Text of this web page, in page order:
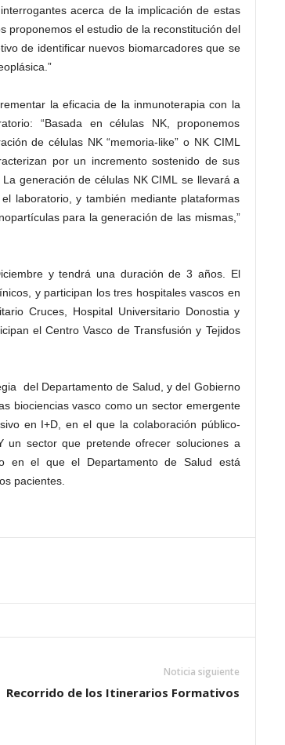
acerca de la implicación de estas
proponemos el estudio de la reconstitución del
de identificar nuevos biomarcadores que se
la eficacia de la inmunoterapia con la
“Basada en células NK, proponemos
de células NK “memoria-like” o NK CIML
por un incremento sostenido de sus
generación de células NK CIML se llevará a
laboratorio, y también mediante plataformas
para la generación de las mismas,”
y tendrá una duración de 3 años. El
y participan los tres hospitales vascos en
Cruces, Hospital Universitario Donostia y
el Centro Vasco de Transfusión y Tejidos
del Departamento de Salud, y del Gobierno
biociencias vasco como un sector emergente
en I+D, en el que la colaboración público-
sector que pretende ofrecer soluciones a
en el que el Departamento de Salud está
pacientes.
Noticia siguiente
Recorrido de los Itinerarios Formativos